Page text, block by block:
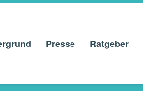
Presse Ratgeber